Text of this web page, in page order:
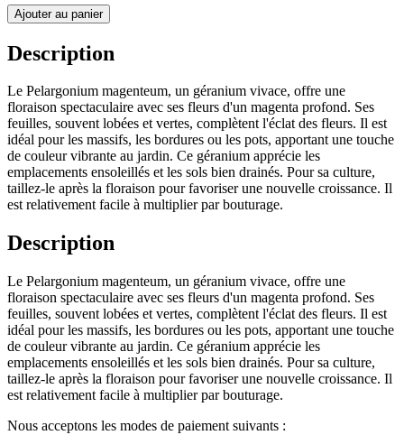
Ajouter au panier
Description
Le Pelargonium magenteum, un géranium vivace, offre une
floraison spectaculaire avec ses fleurs d'un magenta profond. Ses
feuilles, souvent lobées et vertes, complètent l'éclat des fleurs. Il est
idéal pour les massifs, les bordures ou les pots, apportant une touche
de couleur vibrante au jardin. Ce géranium apprécie les
emplacements ensoleillés et les sols bien drainés. Pour sa culture,
taillez-le après la floraison pour favoriser une nouvelle croissance. Il
est relativement facile à multiplier par bouturage.
Description
Le Pelargonium magenteum, un géranium vivace, offre une
floraison spectaculaire avec ses fleurs d'un magenta profond. Ses
feuilles, souvent lobées et vertes, complètent l'éclat des fleurs. Il est
idéal pour les massifs, les bordures ou les pots, apportant une touche
de couleur vibrante au jardin. Ce géranium apprécie les
emplacements ensoleillés et les sols bien drainés. Pour sa culture,
taillez-le après la floraison pour favoriser une nouvelle croissance. Il
est relativement facile à multiplier par bouturage.
Nous acceptons les modes de paiement suivants :